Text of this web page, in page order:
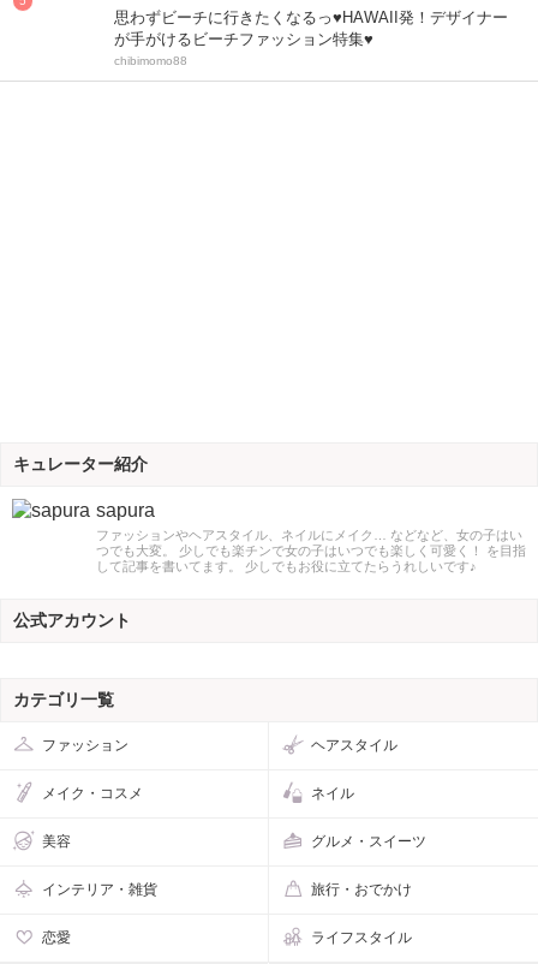
思わずビーチに行きたくなるっ♥HAWAII発！デザイナー
が手がけるビーチファッション特集♥
chibimomo88
キュレーター紹介
sapura
ファッションやヘアスタイル、ネイルにメイク… などなど、女の子はい
つでも大変。 少しでも楽チンで女の子はいつでも楽しく可愛く！ を目指
して記事を書いてます。 少しでもお役に立てたらうれしいです♪
公式アカウント
カテゴリ一覧
ファッション ヘアスタイル
メイク・コスメ ネイル
美容 グルメ・スイーツ
インテリア・雑貨 旅行・おでかけ
恋愛 ライフスタイル